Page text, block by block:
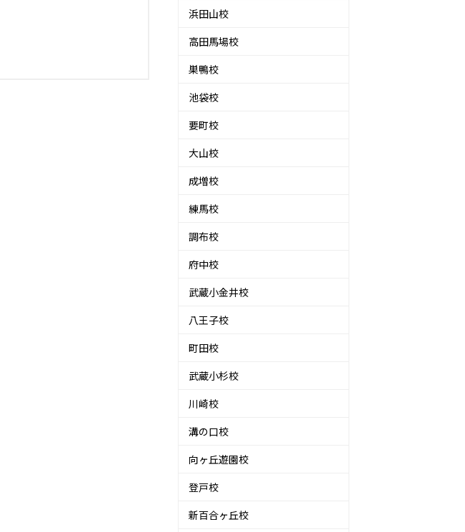
浜田山校
高田馬場校
巣鴨校
池袋校
要町校
大山校
成増校
練馬校
調布校
府中校
武蔵小金井校
八王子校
町田校
武蔵小杉校
川崎校
溝の口校
向ヶ丘遊園校
登戸校
新百合ヶ丘校